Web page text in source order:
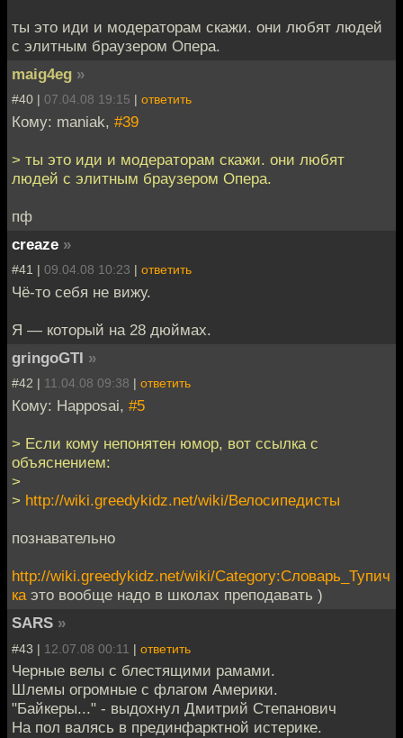
ты это иди и модераторам скажи. они любят людей
с элитным браузером Опера.
maig4eg »
#40 | 07.04.08 19:15 | ответить
Кому: maniak, #39
> ты это иди и модераторам скажи. они любят
людей с элитным браузером Опера.
пф
creaze »
#41 | 09.04.08 10:23 | ответить
Чё-то себя не вижу.
Я — который на 28 дюймах.
gringoGTI »
#42 | 11.04.08 09:38 | ответить
Кому: Happosai, #5
> Если кому непонятен юмор, вот ссылка с
объяснением:
>
> http://wiki.greedykidz.net/wiki/Велосипедисты
познавательно
http://wiki.greedykidz.net/wiki/Category:Словарь_Тупич
каэто вообще надо в школах преподавать )
SARS »
#43 | 12.07.08 00:11 | ответить
Черные велы с блестящими рамами.
Шлемы огромные с флагом Америки.
"Байкеры..." - выдохнул Дмитрий Степанович
На пол валясь в прединфарктной истерике.